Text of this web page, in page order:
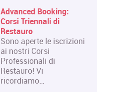
Advanced Booking:
Corsi Triennali di
Restauro
Sono aperte le iscrizioni
ai nostri Corsi
Professionali di
Restauro! Vi
ricordiamo…